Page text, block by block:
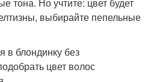
выбирайте пепельные